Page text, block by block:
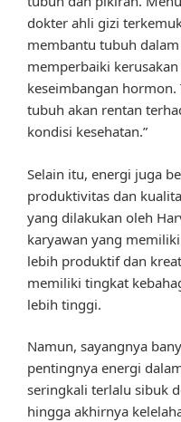
dokter ahli gizi
membantu tubuh
memperbaiki
keseimbangan hormon.
tubuh akan rentan
kondisi kesehatan.”
Selain itu, energi juga
produktivitas dan
yang dilakukan oleh
karyawan yang
lebih produktif dan
memiliki tingkat
lebih tinggi.
Namun, sayangnya
pentingnya energi
seringkali terlalu sibuk
hingga akhirnya